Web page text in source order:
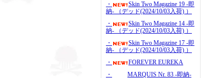
・
Skin Two Magazine 19 -即
納- （デッド(2024/10/03入荷) ）
・
Skin Two Magazine 14 -即
納- （デッド(2024/10/03入荷) ）
・
Skin Two Magazine 17 -即
納- （デッド(2024/10/03入荷) ）
・
FOREVER EUREKA
・
MARQUIS Nr. 83 -即納-